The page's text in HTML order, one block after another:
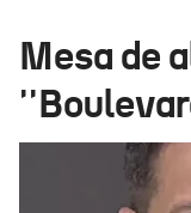
Mesa de